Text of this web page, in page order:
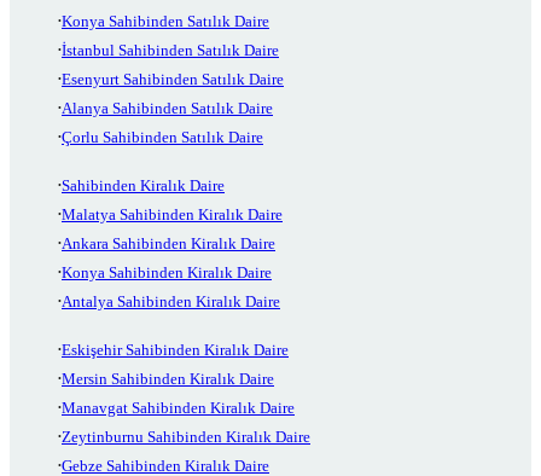
Konya Sahibinden Satılık Daire
İstanbul Sahibinden Satılık Daire
Esenyurt Sahibinden Satılık Daire
Alanya Sahibinden Satılık Daire
Çorlu Sahibinden Satılık Daire
Sahibinden Kiralık Daire
Malatya Sahibinden Kiralık Daire
Ankara Sahibinden Kiralık Daire
Konya Sahibinden Kiralık Daire
Antalya Sahibinden Kiralık Daire
Eskişehir Sahibinden Kiralık Daire
Mersin Sahibinden Kiralık Daire
Manavgat Sahibinden Kiralık Daire
Zeytinburnu Sahibinden Kiralık Daire
Gebze Sahibinden Kiralık Daire